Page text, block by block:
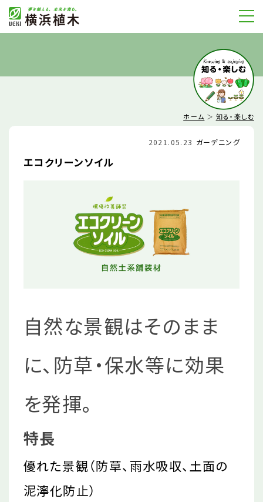
ホーム ＞ 知る・楽しむ
2021.05.23 ガーデニング
エコクリーンソイル
自然な景観はそのまま
に、防草・保水等に効果
を発揮。
特長
優れた景観（防草、雨水吸収、土面の
泥濘化防止）